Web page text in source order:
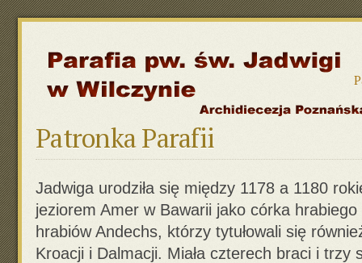
Patronka Parafii
Jadwiga urodziła się między 1178 a 1180
jeziorem Amer w Bawarii jako córka
hrabiów Andechs, którzy tytułowali się
Kroacji i Dalmacji. Miała czterech braci i trzy